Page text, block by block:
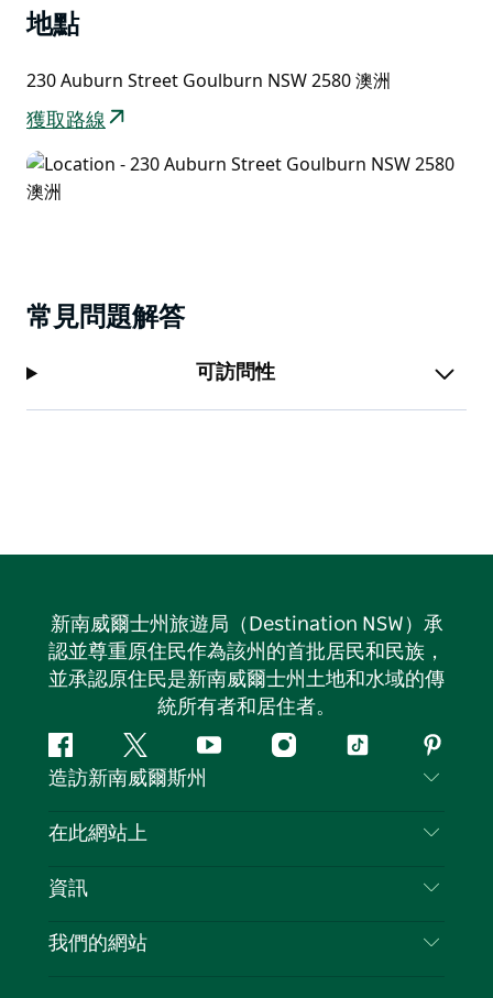
地點
230 Auburn Street Goulburn NSW 2580 澳洲
獲取路線
常見問題解答
可訪問性
新南威爾士州旅遊局（Destination NSW）承
認並尊重原住民作為該州的首批居民和民族，
並承認原住民是新南威爾士州土地和水域的傳
統所有者和居住者。
Facebook嘰
嘰
喳
Youtube Instagram
抖
造訪新南威爾斯州
聯絡我們
隱私
Cookie 通知
在此網站上
目的地
新南威爾斯州公路旅行
資訊
旅行資訊
我們的網站